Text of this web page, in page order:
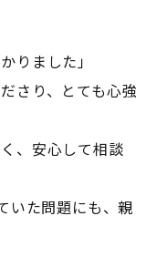
りました」
さり、とても心強
、安心して相談
いた問題にも、親